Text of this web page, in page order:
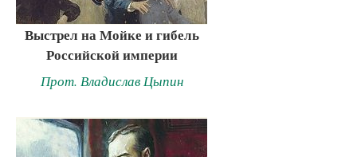
Выстрел на Мойке и гибель
Российской империи
Прот. Владислав Цыпин